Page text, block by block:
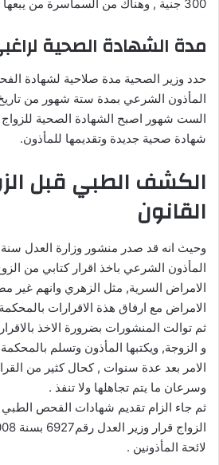
300 جنية , وهناك من السماسرة من يبعها باكثر من ذلك.
مدة الشهادة الصحية
حدد وزير الصحية مدة صلاحية لشهادة
المأذون الشرعي بمدة ستة شهور من
الست شهور اصبح الشهادة الصحية
شهادة صحية جديدة وتقديمها للمأذون.
الكشف الطبي قبل
القانون
المأذون الشرعي باخذ اقرار كتابي من
الامراض السرية, مثل الزهري وانهم غير
الامراض مع ارفاق هذة الاقرارات
ثم توالت المنشورات بضرورة الاخذ
و الزوجة, ويكتبها المأذون وتسلم
الامر بعد عدة سنوات , كحال كثير من
وسرعان ما يتم تجاهلها ولا تنفذ .
ثم جاء الزام تقديم شهادات الفحص الطبي
لائحة المأذونين .